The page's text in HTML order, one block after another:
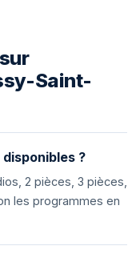
Saint-
?
2 pièces, 3 pièces,
les programmes en